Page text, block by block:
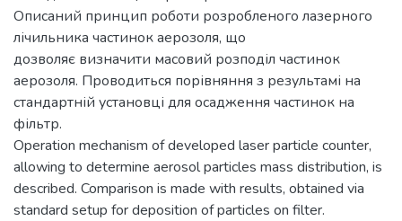
Описаний принцип роботи розробленого лазерного
лічильника частинок аерозоля, що
дозволяє визначити масовий розподіл частинок
аерозоля. Проводиться порівняння з результамі на
стандартній установці для осадження частинок на
фільтр.
Operation mechanism of developed laser particle counter,
allowing to determine aerosol particles mass distribution, is
described. Comparison is made with results, obtained via
standard setup for deposition of particles on filter.